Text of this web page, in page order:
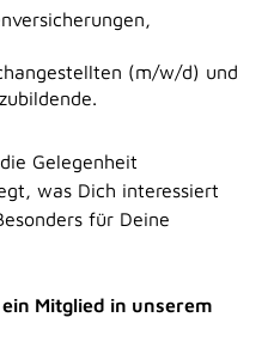
Euro
Euro
Euro
ein Anspruch auf
Jahres und 31.12. des
(m/w/d) und
Gelegenheit
was Dich interessiert
für Deine
Mitglied in unserem